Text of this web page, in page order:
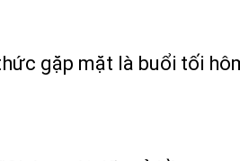
gặp mặt là buổi tối